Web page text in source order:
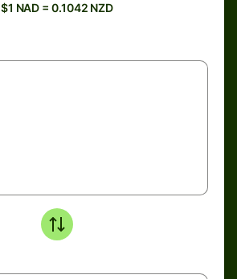
$1 NAD = 0.1042 NZD